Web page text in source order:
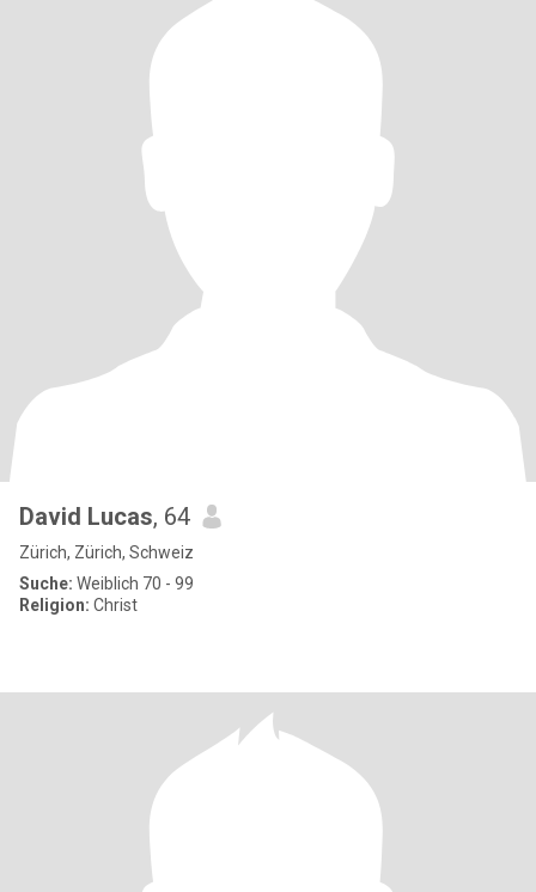
David Lucas, 64
Zürich, Zürich, Schweiz
Suche: Weiblich 70 - 99
Religion: Christ